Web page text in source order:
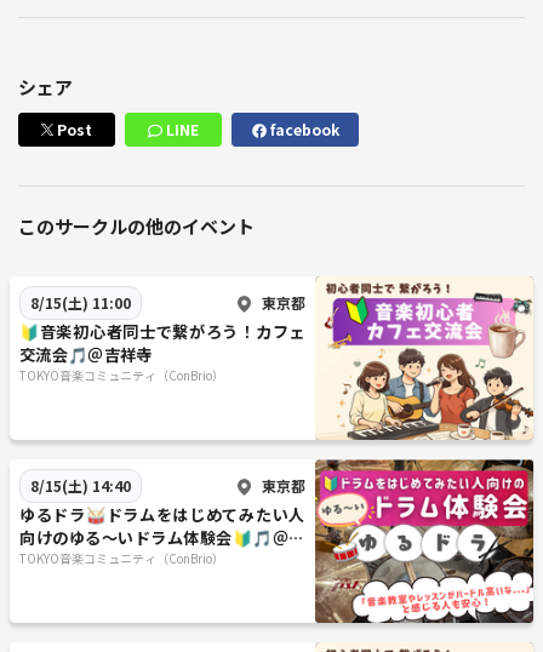
シェア
Post LINE facebook
このサークルの他のイベント
8/15(土) 11:00 東京都
🔰音楽初心者同士で繋がろう！カフェ
交流会🎵＠吉祥寺
TOKYO音楽コミュニティ（ConBrio）
8/15(土) 14:40 東京都
ゆるドラ🥁ドラムをはじめてみたい人
向けのゆる～いドラム体験会🔰🎵＠吉
祥寺
TOKYO音楽コミュニティ（ConBrio）